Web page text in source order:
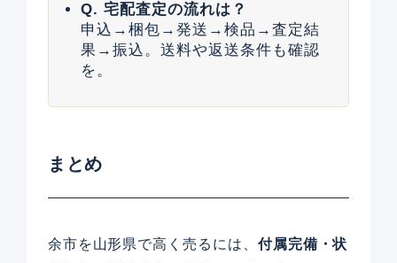
Q. 宅配査定の流れは？
申込→梱包→発送→検品→査定結
果→振込。送料や返送条件も確認
を。
まとめ
余市を山形県で高く売るには、 付属完備・状